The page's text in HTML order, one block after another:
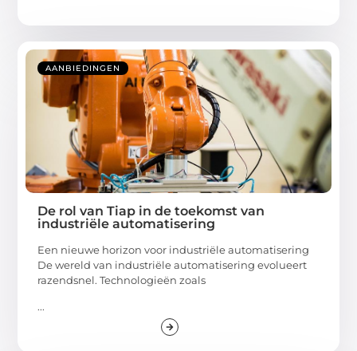
AANBIEDINGEN
De rol van Tiap in de toekomst van
industriële automatisering
Een nieuwe horizon voor industriële automatisering
De wereld van industriële automatisering evolueert
razendsnel. Technologieën zoals
...